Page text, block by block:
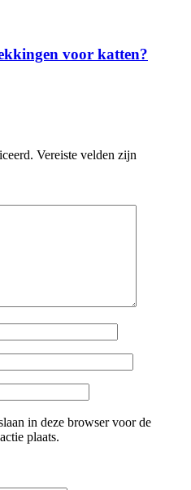
voor katten?
Vereiste velden zijn
in deze browser voor de
plaats.